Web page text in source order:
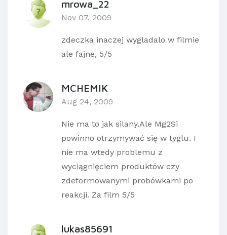
mrowa_22
Nov 07, 2009
zdeczka inaczej wygladalo w filmie
ale fajne, 5/5
MCHEMIK
Aug 24, 2009
Nie ma to jak silany.Ale Mg2Si
powinno otrzymywać się w tyglu. I
nie ma wtedy problemu z
wyciągnięciem produktów czy
zdeformowanymi probówkami po
reakcji. Za film 5/5
lukas85691